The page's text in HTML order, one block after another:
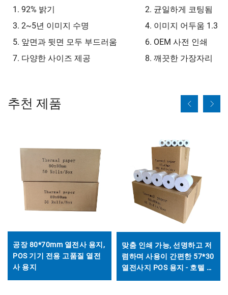
1. 92% 밝기
2. 균일하게 코팅됨
3. 2~5년 이미지 수명
4. 이미지 어두움 1.3
5. 앞면과 뒷면 모두 부드러움
6. OEM 사전 인쇄
7. 다양한 사이즈 제공
8. 깨끗한 가장자리
추천 제품
공장 80*70mm 열전사 용지,
POS 기기 전용 고품질 열전
사 용지
맞춤 인쇄 가능, 선명하고 저
렴하며 사용이 간편한 57*30
열전사지 POS 용지 - 호텔 및